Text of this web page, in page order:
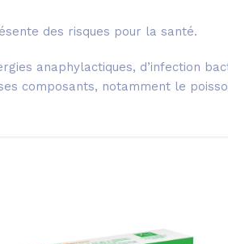
des risques pour la santé.
anaphylactiques, d’infection
composants, notamment le